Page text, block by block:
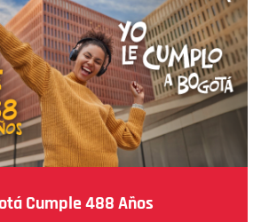
Cumple 488 Años